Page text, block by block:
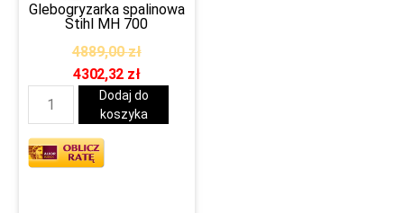
Glebogryzarka spalinowa
Stihl MH 700
4889,00zł
4302,32 zł
Dodaj do
koszyka